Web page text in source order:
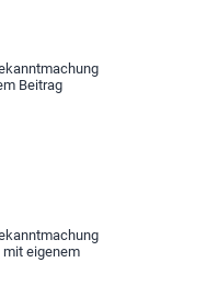
Beitrag
eigenem